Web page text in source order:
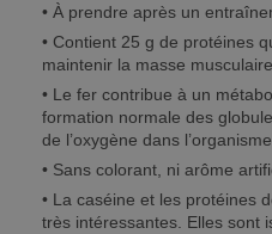
• À prendre après un
• Contient 25 g de protéines
maintenir la masse musculaire
• Le fer contribue à un
formation normale des
de l’oxygène dans l’organisme
• Sans colorant, ni arôme
• La caséine et les protéines
très intéressantes. Elles sont